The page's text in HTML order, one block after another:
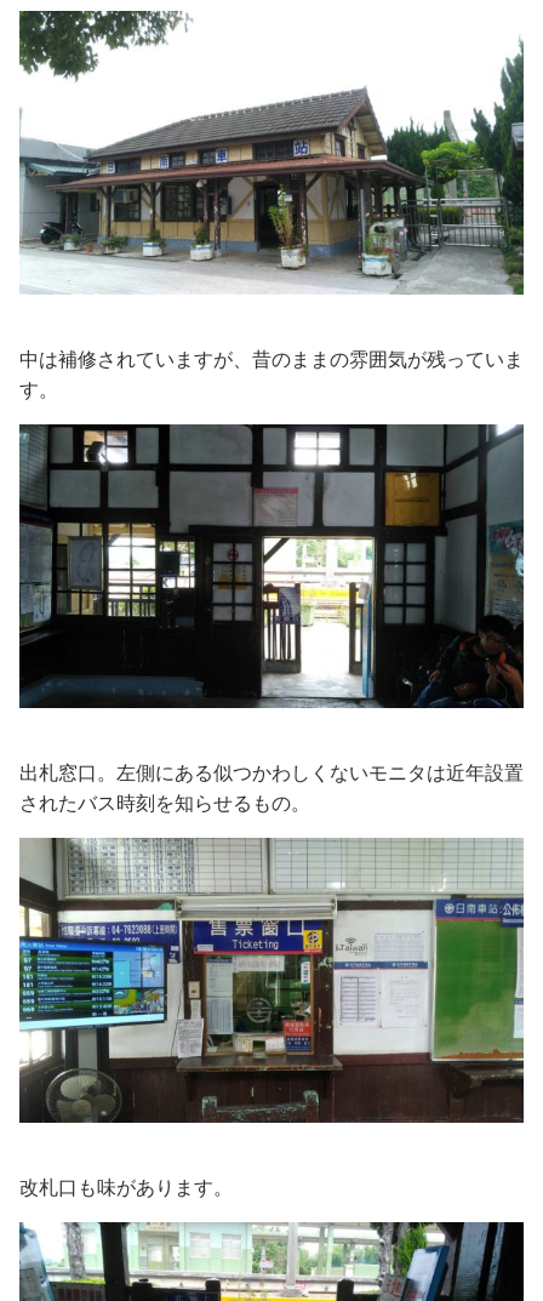
中は補修されていますが、昔のままの雰囲気が残っていま
す。
出札窓口。左側にある似つかわしくないモニタは近年設置
されたバス時刻を知らせるもの。
改札口も味があります。